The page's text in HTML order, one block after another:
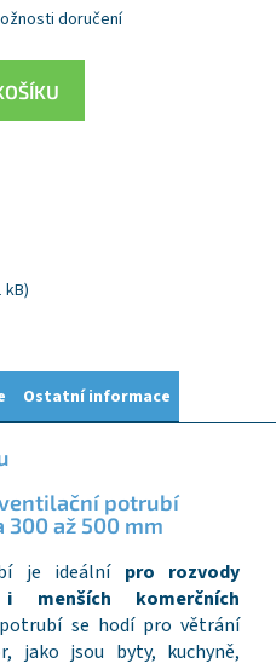
doručení
kB)
Ostatní informace
potrubí
300 až 500 mm
je ideální pro rozvody
komerčních
se hodí pro větrání
jako jsou byty, kuchyně,